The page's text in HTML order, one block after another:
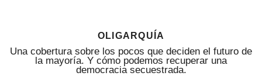
oligarquía
Una cobertura sobre los pocos que deciden el futuro de
la mayoría. Y cómo podemos recuperar una
democracia secuestrada.